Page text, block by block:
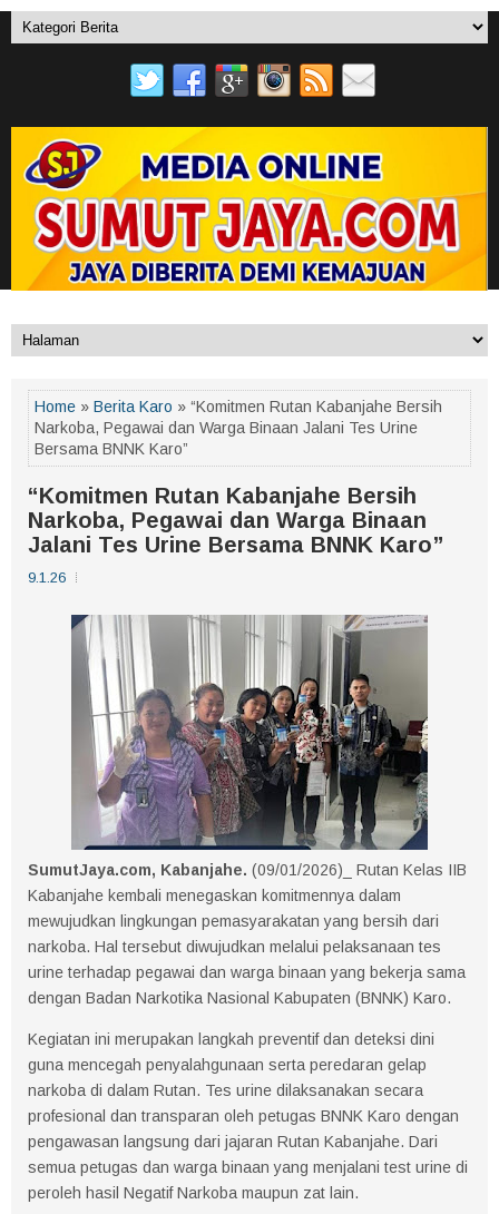
Home » Berita Karo » “Komitmen Rutan Kabanjahe Bersih
Narkoba, Pegawai dan Warga Binaan Jalani Tes Urine
Bersama BNNK Karo”
“Komitmen Rutan Kabanjahe Bersih
Narkoba, Pegawai dan Warga Binaan
Jalani Tes Urine Bersama BNNK Karo”
9.1.26
SumutJaya.com, Kabanjahe. (09/01/2026)_ Rutan Kelas IIB
Kabanjahe kembali menegaskan komitmennya dalam
mewujudkan lingkungan pemasyarakatan yang bersih dari
narkoba. Hal tersebut diwujudkan melalui pelaksanaan tes
urine terhadap pegawai dan warga binaan yang bekerja sama
dengan Badan Narkotika Nasional Kabupaten (BNNK) Karo.
Kegiatan ini merupakan langkah preventif dan deteksi dini
guna mencegah penyalahgunaan serta peredaran gelap
narkoba di dalam Rutan. Tes urine dilaksanakan secara
profesional dan transparan oleh petugas BNNK Karo dengan
pengawasan langsung dari jajaran Rutan Kabanjahe. Dari
semua petugas dan warga binaan yang menjalani test urine di
peroleh hasil Negatif Narkoba maupun zat lain.